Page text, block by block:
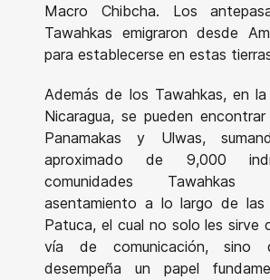
Macro Chibcha. Los
Tawahkas emigraron desde
para establecerse en estas
Además de los Tawahkas, en
Nicaragua, se pueden
Panamakas y Ulwas,
aproximado de 9,000
comunidades
asentamiento a lo largo de las
Patuca, el cual no solo les sirve
vía de comunicación, sino
desempeña un papel